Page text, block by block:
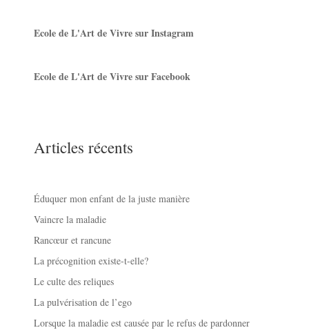
Ecole de L'Art de Vivre sur Instagram
Ecole de L'Art de Vivre sur Facebook
Articles récents
Éduquer mon enfant de la juste manière
Vaincre la maladie
Rancœur et rancune
La précognition existe-t-elle?
Le culte des reliques
La pulvérisation de l’ego
Lorsque la maladie est causée par le refus de pardonner